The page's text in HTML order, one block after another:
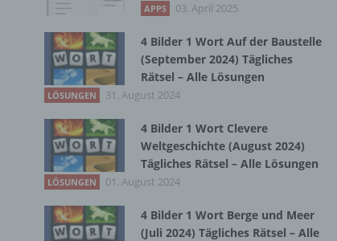
APPS 03. April 2025
4 Bilder 1 Wort Auf der Baustelle
(September 2024) Tägliches
Rätsel – Alle Lösungen
LÖSUNGEN 31. August 2024
4 Bilder 1 Wort Clevere
Weltgeschichte (August 2024)
Tägliches Rätsel – Alle Lösungen
LÖSUNGEN 01. August 2024
4 Bilder 1 Wort Berge und Meer
(Juli 2024) Tägliches Rätsel – Alle